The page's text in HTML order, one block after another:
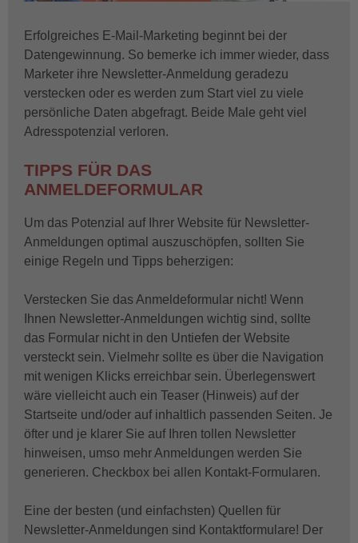
Erfolgreiches E-Mail-Marketing beginnt bei der
Datengewinnung. So bemerke ich immer wieder, dass
Marketer ihre Newsletter-Anmeldung geradezu
verstecken oder es werden zum Start viel zu viele
persönliche Daten abgefragt. Beide Male geht viel
Adresspotenzial verloren.
TIPPS FÜR DAS
ANMELDEFORMULAR
Um das Potenzial auf Ihrer Website für Newsletter-
Anmeldungen optimal auszuschöpfen, sollten Sie
einige Regeln und Tipps beherzigen:
Verstecken Sie das Anmeldeformular nicht! Wenn
Ihnen Newsletter-Anmeldungen wichtig sind, sollte
das Formular nicht in den Untiefen der Website
versteckt sein. Vielmehr sollte es über die Navigation
mit wenigen Klicks erreichbar sein. Überlegenswert
wäre vielleicht auch ein Teaser (Hinweis) auf der
Startseite und/oder auf inhaltlich passenden Seiten. Je
öfter und je klarer Sie auf Ihren tollen Newsletter
hinweisen, umso mehr Anmeldungen werden Sie
generieren. Checkbox bei allen Kontakt-Formularen.
Eine der besten (und einfachsten) Quellen für
Newsletter-Anmeldungen sind Kontaktformulare! Der